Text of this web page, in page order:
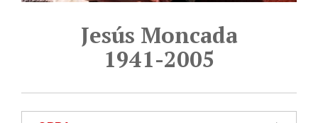
Jesús Moncada
1941-2005